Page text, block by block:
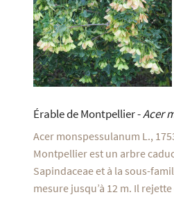
Érable de Montpellier -Acer
Acer monspessulanum L.,
Montpellier est un arbre
Sapindaceae et à la sous-
mesure jusqu’à 12 m. Il